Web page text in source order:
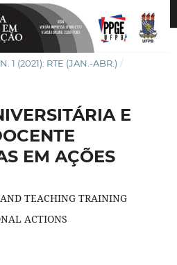
1 (2021): RTE (JAN.-ABR.) /
E
EM AÇÕES
TEACHING TRAINING
ACTIONS